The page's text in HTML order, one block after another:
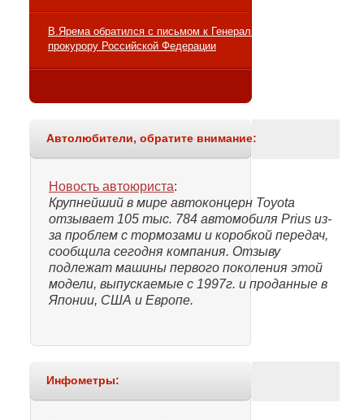
В.Ярема обратился с письмом к Генеральному
прокурору Российской Федерации
Автолюбители, обратите внимание:
Новость автоюриста:
Крупнейший в мире автоконцерн Toyota
отзывает 105 тыс. 784 автомобиля Prius из-
за проблем с тормозами и коробкой передач,
сообщила сегодня компания. Отзыву
подлежат машины первого поколения этой
модели, выпускаемые с 1997г. и проданные в
Японии, США и Европе.
Инфометры: